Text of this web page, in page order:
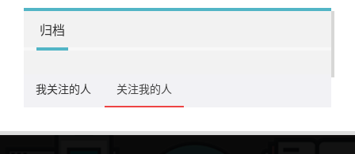
归档
我关注的人 关注我的人